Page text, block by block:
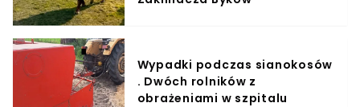
Wypadki podczas sianokosów
. Dwóch rolników z
obrażeniami w szpitalu